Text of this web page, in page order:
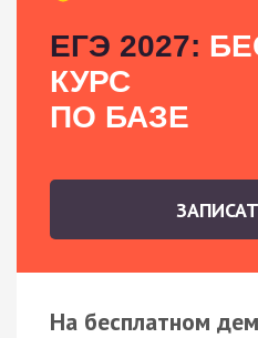
ЕГЭ 2027:
КУРС
ПО БАЗЕ
На бесплатном